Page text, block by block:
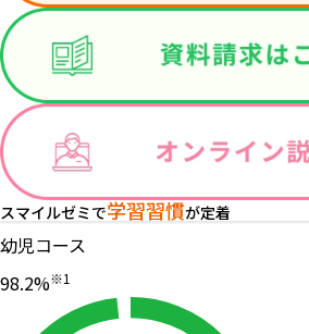
スマイルゼミで学習習慣が定着
幼児コース
98.2%※1